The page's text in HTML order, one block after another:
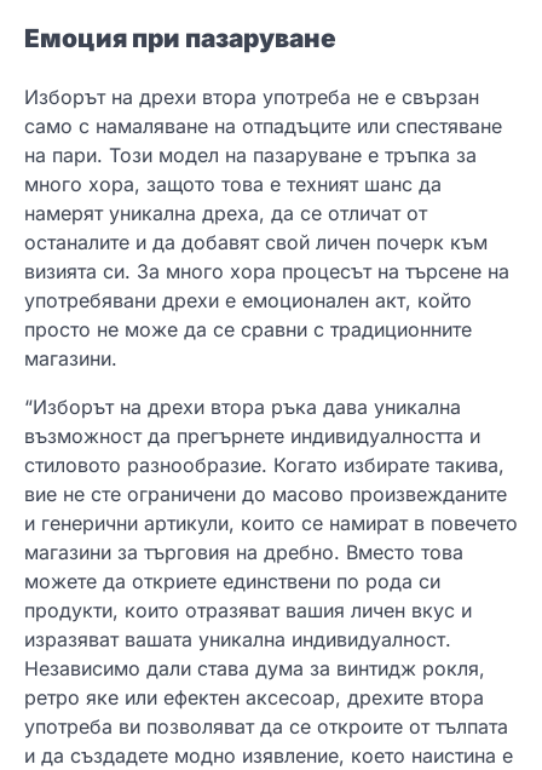
Емоция при пазаруване
Изборът на дрехи втора употреба не е свързан
само с намаляване на отпадъците или спестяване
на пари. Този модел на пазаруване е тръпка за
много хора, защото това е техният шанс да
намерят уникална дреха, да се отличат от
останалите и да добавят свой личен почерк към
визията си. За много хора процесът на търсене на
употребявани дрехи е емоционален акт, който
просто не може да се сравни с традиционните
магазини.
“Изборът на дрехи втора ръка дава уникална
възможност да прегърнете индивидуалността и
стиловото разнообразие. Когато избирате такива,
вие не сте ограничени до масово произвежданите
и генерични артикули, които се намират в повечето
магазини за търговия на дребно. Вместо това
можете да откриете единствени по рода си
продукти, които отразяват вашия личен вкус и
изразяват вашата уникална индивидуалност.
Независимо дали става дума за винтидж рокля,
ретро яке или ефектен аксесоар, дрехите втора
употреба ви позволяват да се откроите от тълпата
и да създадете модно изявление, което наистина е